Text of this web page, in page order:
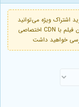
اشتراک ویژه می‌توانید
هر 2 ساعت یک‌بار درخواست همگام‌سازی لینک‌های این فیلم با CDN اختصاصی
خواهید داشت